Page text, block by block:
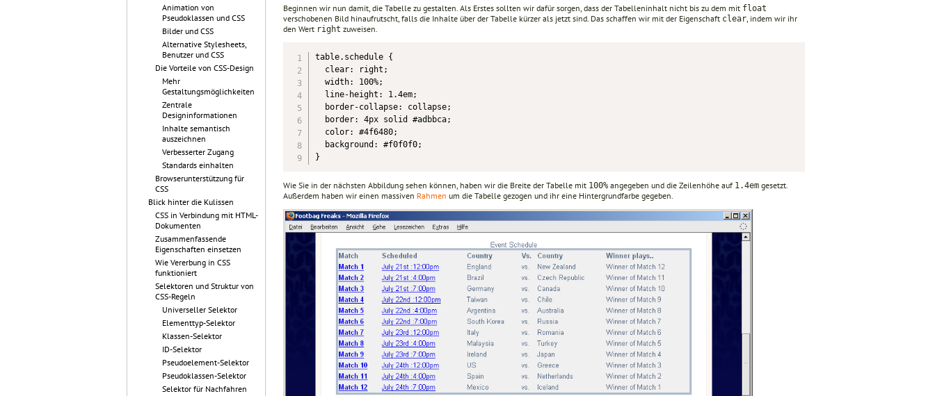
Animation von
Pseudoklassen und CSS
Bilder und CSS
Alternative Stylesheets,
Benutzer und CSS
Die Vorteile von CSS-Design
Mehr
Gestaltungsmöglichkeiten
Zentrale
Designinformationen
Inhalte semantisch
auszeichnen
Verbesserter Zugang
Standards einhalten
Browserunterstützung für
CSS
Blick hinter die Kulissen
CSS in Verbindung mit HTML-
Dokumenten
Zusammenfassende
Eigenschaften einsetzen
Wie Vererbung in CSS
funktioniert
Selektoren und Struktur von
CSS-Regeln
Universeller Selektor
Elementtyp-Selektor
Klassen-Selektor
ID-Selektor
Pseudoelement-Selektor
Pseudoklassen-Selektor
Selektor für Nachfahren
Beginnen wir nun damit, die Tabelle zu gestalten. Als Erstes sollten wir dafür sorgen, dass der Tabelleninhalt nicht bis zu dem mit float
verschobenen Bild hinaufrutscht, falls die Inhalte über der Tabelle kürzer als jetzt sind. Das schaffen wir mit der Eigenschaft clear , indem wir ihr
den Wert right zuweisen.
table.schedule {
  clear: right;
  width: 100%;
  line-height: 1.4em;
  border-collapse: collapse;
  border: 4px solid #adbbca;
  color: #4f6480;
  background: #f0f0f0;
}
Wie Sie in der nächsten Abbildung sehen können, haben wir die Breite der Tabelle mit 100% angegeben und die Zeilenhöhe auf 1.4em gesetzt.
Außerdem haben wir einen massiven Rahmen um die Tabelle gezogen und ihr eine Hintergrundfarbe gegeben.